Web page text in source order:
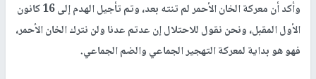
وأكد أن معركة الخان الأحمر لم تنته بعد، وتم تأجيل الهدم إلى 16 كانون
الأول المقبل، ونحن نقول للاحتلال إن عدتم عدنا ولن نترك الخان الأحمر،
فهو هو بداية لمعركة التهجير الجماعي والضم الجماعي.